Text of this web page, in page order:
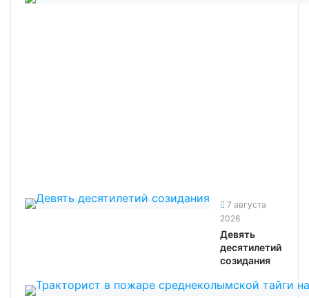
7 августа
2026
Девять
десятилетий
созидания